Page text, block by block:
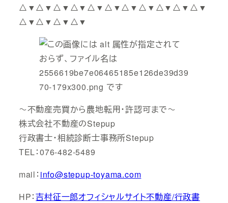
△▼△▼△▼△▼△▼△▼△▼△▼△▼△▼△▼
△▼△▼△▼△▼
～不動産売買から農地転用・許認可まで～
株式会社不動産のStepup
行政書士・相続診断士事務所Stepup
TEL：076-482-5489
mail： info@stepup-toyama.com
HP：吉村征一郎オフィシャルサイト不動産/行政書